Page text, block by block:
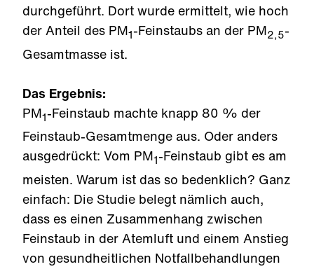
durchgeführt. Dort wurde ermittelt, wie hoch
der Anteil des PM1-Feinstaubs an der PM2,5-
Gesamtmasse ist.
Das Ergebnis:
PM1-Feinstaub machte knapp 80 % der
Feinstaub-Gesamtmenge aus. Oder anders
ausgedrückt: Vom PM1-Feinstaub gibt es am
meisten. Warum ist das so bedenklich? Ganz
einfach: Die Studie belegt nämlich auch,
dass es einen Zusammenhang zwischen
Feinstaub in der Atemluft und einem Anstieg
von gesundheitlichen Notfallbehandlungen